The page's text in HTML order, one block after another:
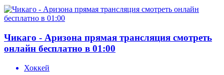
Чикаго - Аризона прямая трансляция смотреть
онлайн бесплатно в 01:00
Хоккей